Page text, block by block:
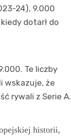
24), 9.000
dotarł do
Te liczby
wskazuje, że
rywali z Serie A.
historii,